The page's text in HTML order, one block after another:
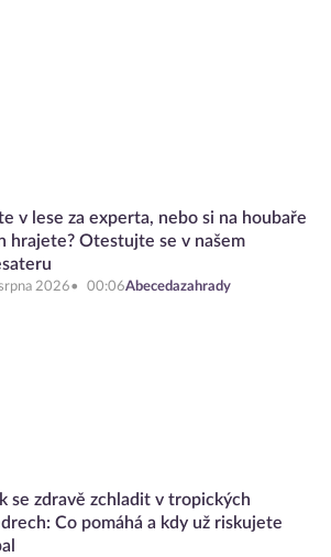
v lese za experta, nebo si na houbaře
hrajete? Otestujte se v našem
2026 00:06Abecedazahrady
se zdravě zchladit v tropických
Co pomáhá a kdy už riskujete